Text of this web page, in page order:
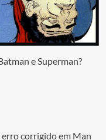
e Superman?
corrigido em Man